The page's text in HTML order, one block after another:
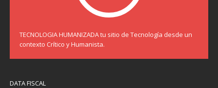
TECNOLOGIA HUMANIZADA tu sitio de Tecnología desde un
contexto Crítico y Humanista.
DATA FISCAL